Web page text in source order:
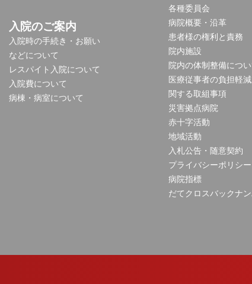
入院のご案内
入院時の手続き・お願い
などについて
レスパイト入院について
入院費について
病棟・病室について
各種委員会
病院概要・沿革
患者様の権利と責務
院内施設
院内の体制整備につい
医療従事者の負担軽
関する取組事項
災害拠点病院
赤十字活動
地域活動
入札公告・随意契約
プライバシーポリシー
病院指標
だてクロスバックナ